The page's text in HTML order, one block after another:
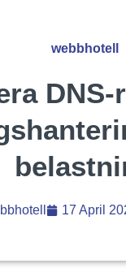
webbhotell
17 April